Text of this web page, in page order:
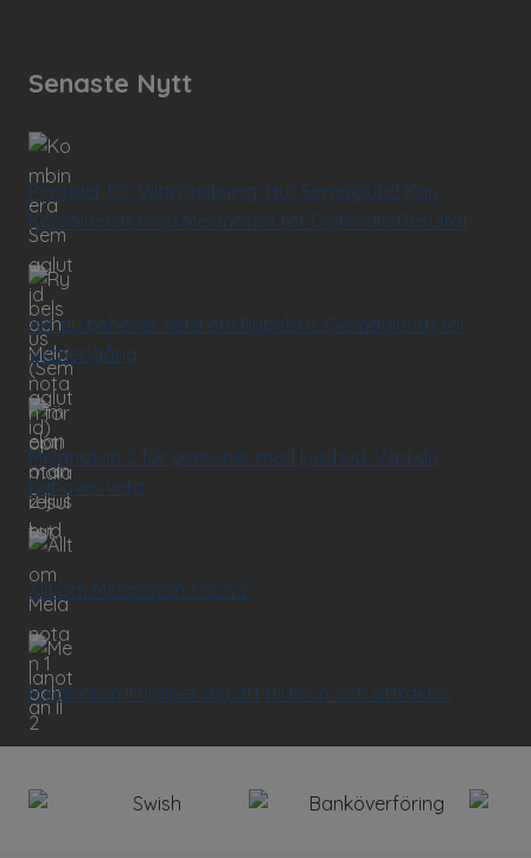
Senaste Nytt
Peptider för Viktminskning: Hur Semaglutid Kan
Kombineras med Melanotan för Optimala Resultat
Allt du behöver veta om Rybelsus (Semaglutid) för
viktnedgång
Melanotan 2 för personer med ljus hud: Vad du
behöver veta
Allt om Melanotan 1 och 2
Melanotan II hjälper dig att bli brun och attraktiv.